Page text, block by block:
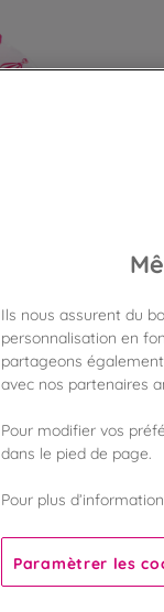
Ils nous assurent du
personnalisation en
partageons
avec nos partenaires
Pour modifier vos
dans le pied de page.
Pour plus
Paramètrer les